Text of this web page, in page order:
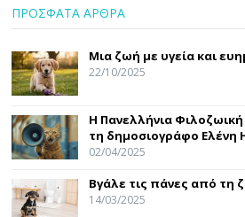
ΠΡΟΣΦΑΤΑ ΑΡΘΡΑ
Μια ζωή με υγεία και
22/10/2025
Η Πανελλήνια
τη δημοσιογράφο Ελένη
02/04/2025
Βγάλε τις πάνες από τη
14/03/2025